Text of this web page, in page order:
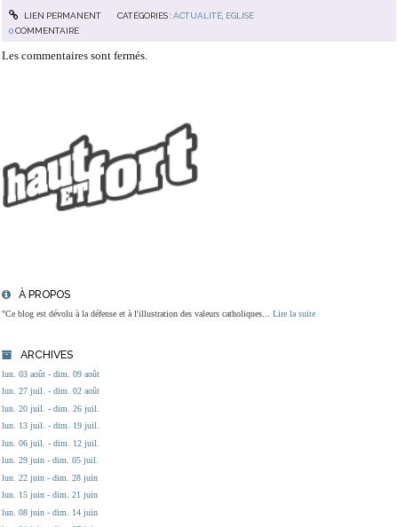
À PROPOS
"Ce blog est dévolu à la défense et à l'illustration des valeurs catholiques... Lire la suite
ARCHIVES
lun. 03 août - dim. 09 août
lun. 27 juil. - dim. 02 août
lun. 20 juil. - dim. 26 juil.
lun. 13 juil. - dim. 19 juil.
lun. 06 juil. - dim. 12 juil.
lun. 29 juin - dim. 05 juil.
lun. 22 juin - dim. 28 juin
lun. 15 juin - dim. 21 juin
lun. 08 juin - dim. 14 juin
LIEN PERMANENT CATÉGORIES :ACTUALITÉ, EGLISE
0COMMENTAIRE
Les commentaires sont fermés.